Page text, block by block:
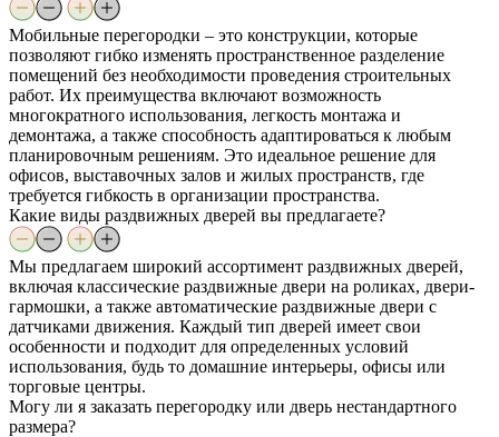
Мобильные перегородки – это конструкции, которые
позволяют гибко изменять пространственное разделение
помещений без необходимости проведения строительных
работ. Их преимущества включают возможность
многократного использования, легкость монтажа и
демонтажа, а также способность адаптироваться к любым
планировочным решениям. Это идеальное решение для
офисов, выставочных залов и жилых пространств, где
требуется гибкость в организации пространства.
Какие виды раздвижных дверей вы предлагаете?
Мы предлагаем широкий ассортимент раздвижных дверей,
включая классические раздвижные двери на роликах, двери-
гармошки, а также автоматические раздвижные двери с
датчиками движения. Каждый тип дверей имеет свои
особенности и подходит для определенных условий
использования, будь то домашние интерьеры, офисы или
торговые центры.
Могу ли я заказать перегородку или дверь нестандартного
размера?